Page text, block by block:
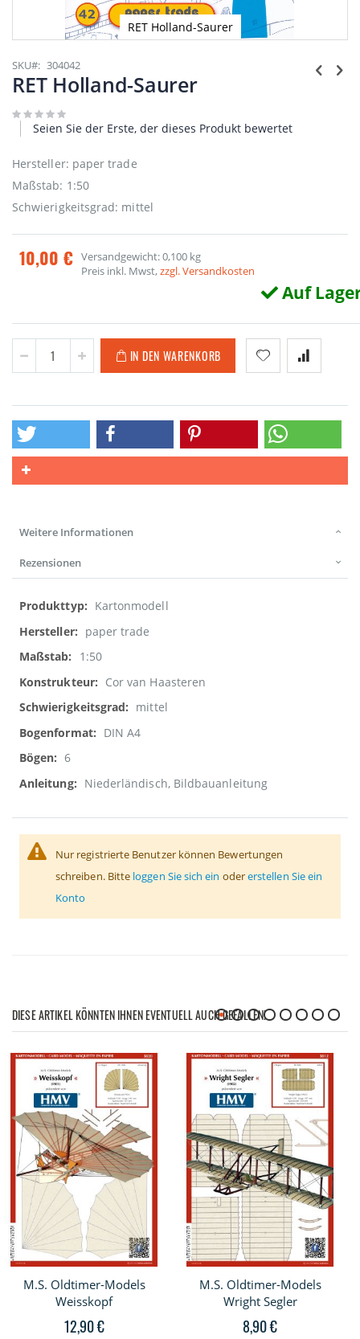
RET Holland-Saurer
Anfang
der
Bildgalerie
SKU 304042
RET Holland-Saurer
Seien Sie der Erste, der dieses Produkt bewertet
Hersteller: paper trade
Maßstab: 1:50
Schwierigkeitsgrad: mittel
10,00 € Versandgewicht: 0,100 kg
Preis inkl. Mwst,zzgl. Versandkosten
Auf
IN DEN WARENKORB
Weitere Informationen
Rezensionen
Weitere
Informationen
Kartonmodell
paper trade
1:50
Cor van Haasteren
mittel
DIN A4
6
Niederländisch, Bildbauanleitung
Nur registrierte Benutzer können Bewertungen
schreiben. Bitte loggen Sie sich ein odererstellen Sie ein
Konto
DIESE ARTIKEL KÖNNTEN IHNEN EVENTUELL AUCH GEFALLEN!
M.S. Oldtimer-Models
Weisskopf
12,90 €
M.S. Oldtimer-Models
Wright Segler
8,90 €